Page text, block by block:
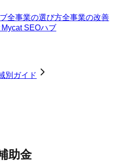
全事業の選び方全事業の改善
Mycat SEOハブ
別ガイド
助金